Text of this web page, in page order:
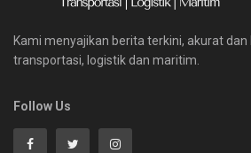
Kami menyajikan berita terkini, akurat
transportasi, logistik dan maritim.
Follow Us